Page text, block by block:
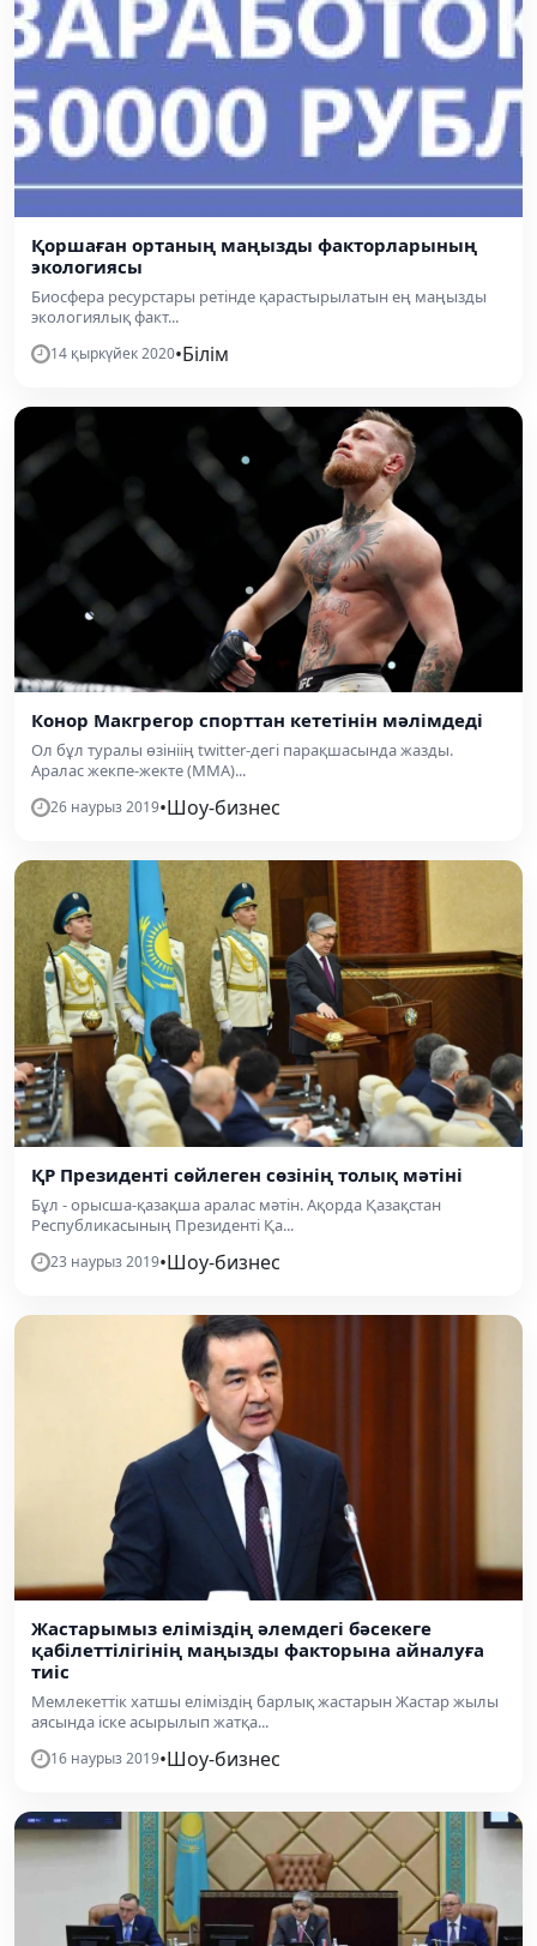
Қоршаған ортаның маңызды факторларының
экологиясы
Биосфера ресурстары ретінде қарастырылатын ең маңызды
экологиялық факт...
14 қыркүйек 2020•Білім
Конор Макгрегор спорттан кететінін мәлімдеді
Ол бұл туралы өзініің twitter-дегі парақшасында жазды.
Аралас жекпе-жекте (ММА)...
26 наурыз 2019•Шоу-бизнес
ҚР Президенті сөйлеген сөзінің толық мәтіні
Бұл - орысша-қазақша аралас мәтін. Ақорда Қазақстан
Республикасының Президенті Қа...
23 наурыз 2019•Шоу-бизнес
Жастарымыз еліміздің әлемдегі бәсекеге
қабілеттілігінің маңызды факторына айналуға
тиіс
Мемлекеттік хатшы еліміздің барлық жастарын Жастар жылы
аясында іске асырылып жатқа...
16 наурыз 2019•Шоу-бизнес